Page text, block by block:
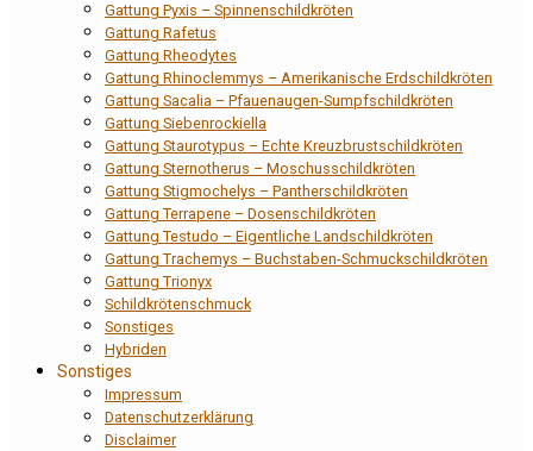
Gattung Pyxis – Spinnenschildkröten
Gattung Rafetus
Gattung Rheodytes
Gattung Rhinoclemmys – Amerikanische Erdschildkröten
Gattung Sacalia – Pfauenaugen-Sumpfschildkröten
Gattung Siebenrockiella
Gattung Staurotypus – Echte Kreuzbrustschildkröten
Gattung Sternotherus – Moschusschildkröten
Gattung Stigmochelys – Pantherschildkröten
Gattung Terrapene – Dosenschildkröten
Gattung Testudo – Eigentliche Landschildkröten
Gattung Trachemys – Buchstaben-Schmuckschildkröten
Gattung Trionyx
Schildkrötenschmuck
Sonstiges
Hybriden
Sonstiges
Impressum
Datenschutzerklärung
Disclaimer